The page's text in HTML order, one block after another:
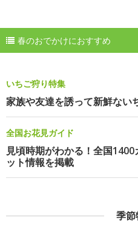
春のおでかけにおすすめ
いちご狩り特集
家族や友達を誘って新鮮ない
全国お花見ガイド
見頃時期がわかる！全国
ット情報を掲載
季